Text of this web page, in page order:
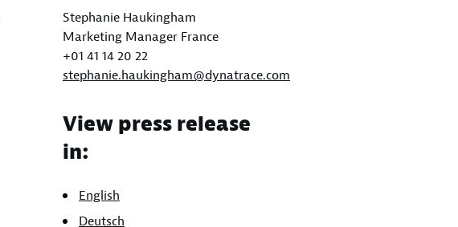
Stephanie Haukingham
Marketing Manager France
+01 41 14 20 22
stephanie.haukingham@dynatrace.com
View press release
in:
English
Deutsch